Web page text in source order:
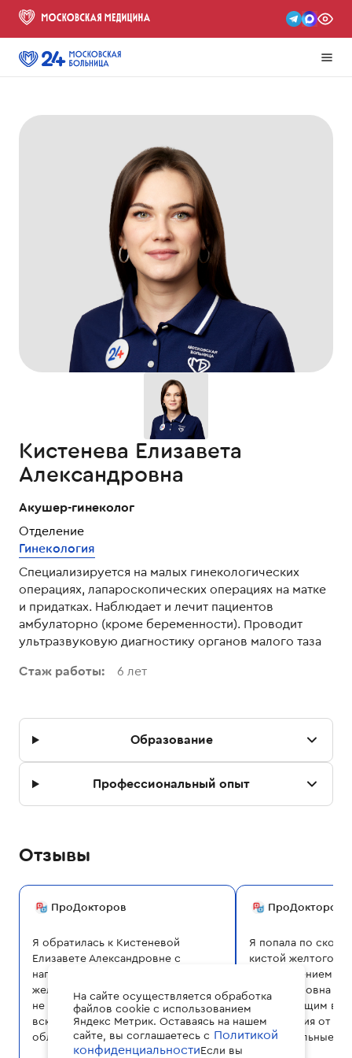
На сайте осуществляется обработка
файлов cookie с использованием
Яндекс Метрик. Оставаясь на нашем
сайте, вы соглашаетесь с Политикой
конфиденциальностиЕсли вы
Кистенева Елизавета
Александровна
Акушер-гинеколог
Отделение
Гинекология
Специализируется на малых гинекологических
операциях, лапароскопических операциях на матке
и придатках. Наблюдает и лечит пациентов
амбулаторно (кроме беременности). Проводит
ультразвуковую диагностику органов малого таза
Стаж работы:
6 лет
Образование
Профессиональный опыт
Отзывы
ПроДокторов
Я обратилась к Кистеневой
Елизавете Александровне с
нагноением кисты бартолиновой
железы. Елизавета Александровна,
не раздумывая ни минуты, провела
вскрытие, чем очень сильно
облегчила мое состояние, так как
до нее я была у трех гинекологов,
ПроДокторов
Я попала по
кистой желтого
кровотечением.
Александровна
оперирующим
впечатления от
положительные, в